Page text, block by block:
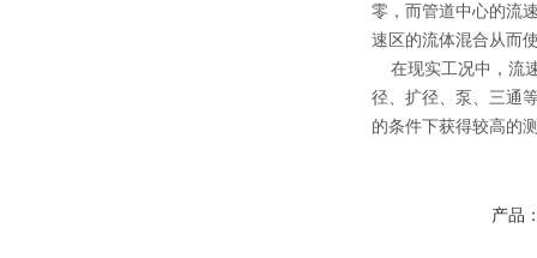
零，而管道中心的流
速区的流体混合从而
在现实工况中，流
径、扩径、泵、三通
的条件下获得较高的
产品